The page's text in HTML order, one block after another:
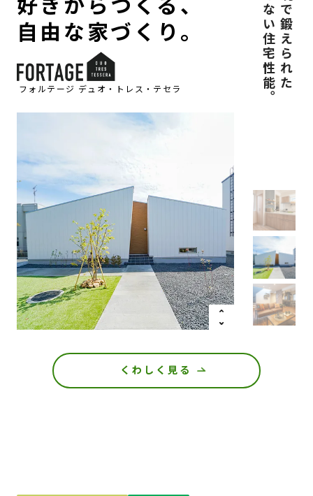
好きからつくる、
自由な家づくり。
フォルテージ デュオ・トレス・テセラ
くわしく見る